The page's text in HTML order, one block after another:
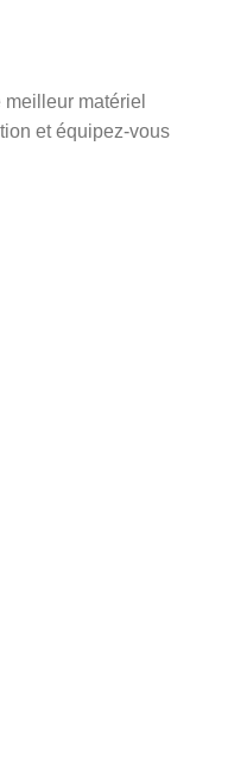
matériel
et équipez-vous